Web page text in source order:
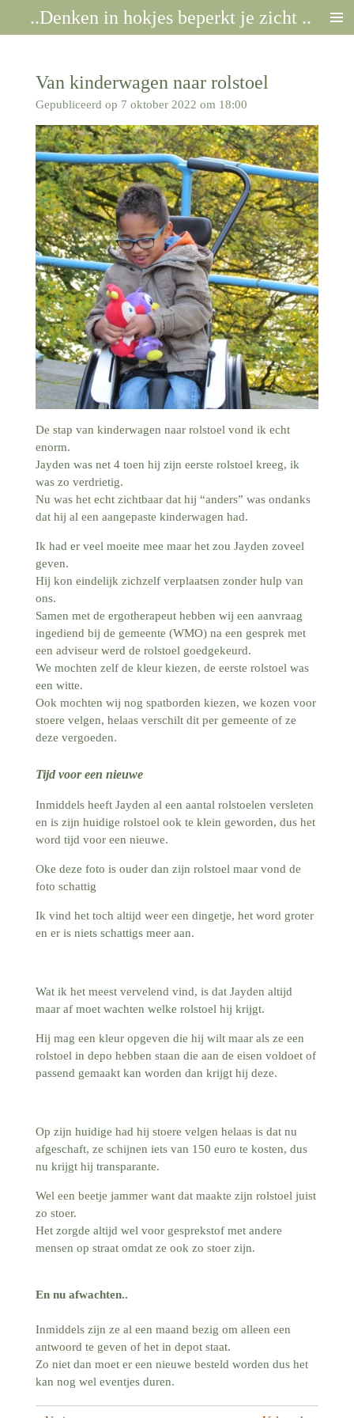
direct
hoofdinhoud
..Denken in hokjes beperkt je zicht ..
Van kinderwagen naar rolstoel
Gepubliceerd op 7 oktober 2022 om 18:00
De stap van kinderwagen naar rolstoel vond ik echt
enorm.
Jayden was net 4 toen hij zijn eerste rolstoel kreeg, ik
was zo verdrietig.
Nu was het echt zichtbaar dat hij “anders” was ondanks
dat hij al een aangepaste kinderwagen had.
Ik had er veel moeite mee maar het zou Jayden zoveel
geven.
Hij kon eindelijk zichzelf verplaatsen zonder hulp van
ons.
Samen met de ergotherapeut hebben wij een aanvraag
ingediend bij de gemeente (WMO) na een gesprek met
een adviseur werd de rolstoel goedgekeurd.
We mochten zelf de kleur kiezen, de eerste rolstoel was
een witte.
Ook mochten wij nog spatborden kiezen, we kozen voor
stoere velgen, helaas verschilt dit per gemeente of ze
deze vergoeden.
Tijd voor een nieuwe
Inmiddels heeft Jayden al een aantal rolstoelen versleten
en is zijn huidige rolstoel ook te klein geworden, dus het
word tijd voor een nieuwe.
Oke deze foto is ouder dan zijn rolstoel maar vond de
foto schattig
Ik vind het toch altijd weer een dingetje, het word groter
en er is niets schattigs meer aan.
Wat ik het meest vervelend vind, is dat Jayden altijd
maar af moet wachten welke rolstoel hij krijgt.
Hij mag een kleur opgeven die hij wilt maar als ze een
rolstoel in depo hebben staan die aan de eisen voldoet of
passend gemaakt kan worden dan krijgt hij deze.
Op zijn huidige had hij stoere velgen helaas is dat nu
afgeschaft, ze schijnen iets van 150 euro te kosten, dus
nu krijgt hij transparante.
Wel een beetje jammer want dat maakte zijn rolstoel juist
zo stoer.
Het zorgde altijd wel voor gesprekstof met andere
mensen op straat omdat ze ook zo stoer zijn.
En nu afwachten..
Inmiddels zijn ze al een maand bezig om alleen een
antwoord te geven of het in depot staat.
Zo niet dan moet er een nieuwe besteld worden dus het
kan nog wel eventjes duren.